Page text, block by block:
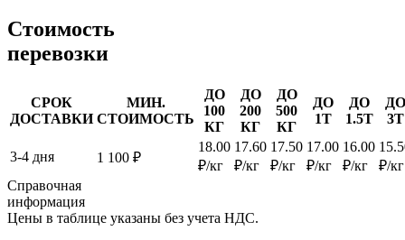
Стоимость
перевозки
СРОК
ДОСТАВКИ
МИН.
СТОИМОСТЬ
ДО
100
КГ
ДО
200
КГ
ДО
500
КГ
ДО
1Т
ДО
1.5Т
ДО
3Т
3-4 дня 1 100 ₽
18.00
₽/кг
17.60
₽/кг
17.50
₽/кг
17.00
₽/кг
16.00
₽/кг
₽/кг
Справочная
информация
Цены в таблице указаны без учета НДС.